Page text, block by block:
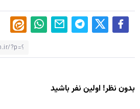
بدون نظر! اولین نفر باشید